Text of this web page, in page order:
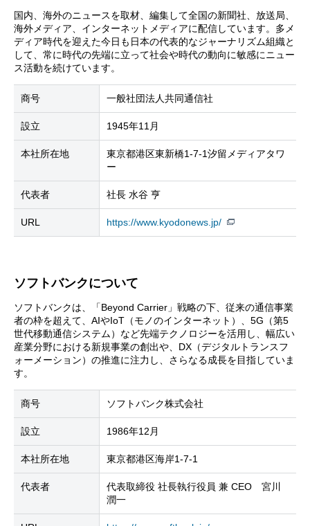
国内、海外のニュースを取材、編集して全国の新聞社、放送局、
海外メディア、インターネットメディアに配信しています。多メ
ディア時代を迎えた今日も日本の代表的なジャーナリズム組織と
して、常に時代の先端に立って社会や時代の動向に敏感にニュー
ス活動を続けています。
商号 一般社団法人共同通信社
設立 1945年11月
本社所在地
東京都港区東新橋1-7-1汐留メディアタワ
ー
代表者 社長 水谷 亨
URL https://www.kyodonews.jp/
ソフトバンクについて
ソフトバンクは、「Beyond Carrier」戦略の下、従来の通信事業
者の枠を超えて、AIやIoT（モノのインターネット）、5G（第5
世代移動通信システム）など先端テクノロジーを活用し、幅広い
産業分野における新規事業の創出や、DX（デジタルトランスフ
ォーメーション）の推進に注力し、さらなる成長を目指していま
す。
商号 ソフトバンク株式会社
設立 1986年12月
本社所在地 東京都港区海岸1-7-1
代表者
代表取締役 社長執行役員 兼 CEO 宮川
潤一